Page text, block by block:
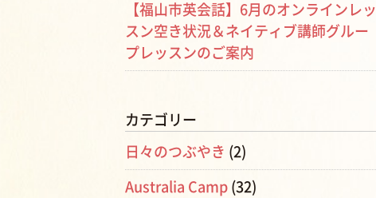
【福山市英会話】6月のオンラインレッ
スン空き状況＆ネイティブ講師グルー
プレッスンのご案内
カテゴリー
日々のつぶやき (2)
Australia Camp (32)